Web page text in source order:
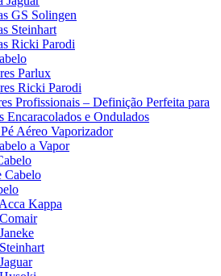
GS Solingen
Steinhart
Ricki Parodi
Parlux
Ricki Parodi
Profissionais – Definição Perfeita para
Encaracolados e Ondulados
Aéreo Vaporizador
a Vapor
Cabelo
Kappa